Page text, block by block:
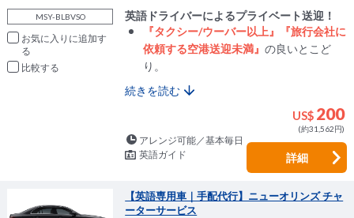
MSY-BLBVSO
お気に入りに追加
比較
英語ドライバーによるプライベート送迎！
『タクシー/ウーバー以上』『旅行会社に
依頼する空港送迎未満』の良いとこど
り。
続きを読む
US$ 200
(約31,562円)
アレンジ可能／基本毎日
英語ガイド
詳細
【英語専用車｜手配代行】ニューオリンズ チャ
ーターサービス